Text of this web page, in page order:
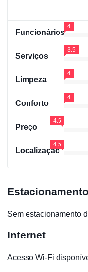
Funcionários
4
Serviços
3.5
Limpeza
4
Conforto
4
Preço
4.5
Localização
4.5
Estacionamento
Sem estacionamento
Internet
Acesso Wi-Fi